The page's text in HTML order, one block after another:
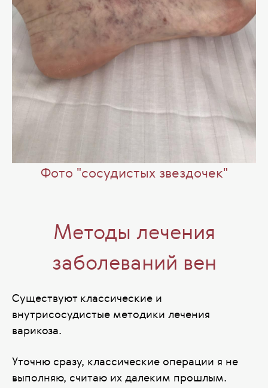
Фото "cосудистых звездочек"
Методы лечения
заболеваний вен
Существуют классические и
внутрисосудистые методики лечения
варикоза.
Уточню сразу, классические операции я не
выполняю, считаю их далеким прошлым.